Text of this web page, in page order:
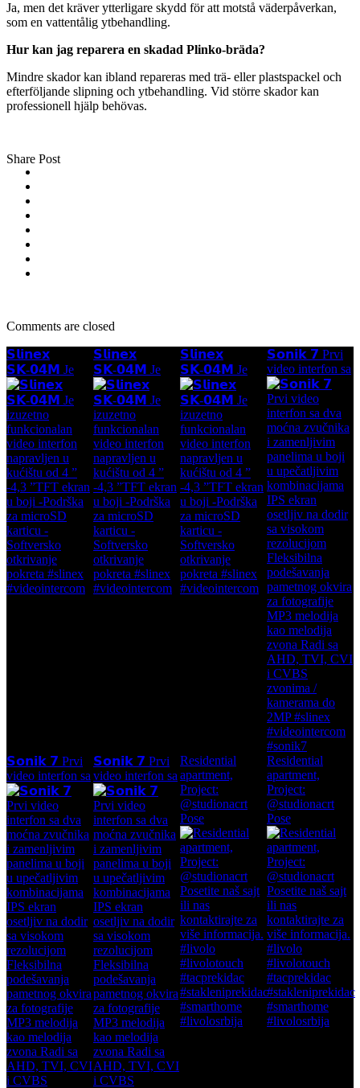
Ja, men det kräver ytterligare skydd för att motstå väderpåverkan,
som en vattentålig ytbehandling.
Hur kan jag reparera en skadad Plinko-bräda?
Mindre skador kan ibland repareras med trä- eller plastspackel och
efterföljande slipning och ytbehandling. Vid större skador kan
professionell hjälp behövas.
Share Post
Comments are closed
𝗦𝗹𝗶𝗻𝗲𝘅
𝗦𝗞-𝟬𝟰𝗠 Je
𝗦𝗹𝗶𝗻𝗲𝘅
𝗦𝗞-𝟬𝟰𝗠 Je
𝗦𝗹𝗶𝗻𝗲𝘅
𝗦𝗞-𝟬𝟰𝗠 Je
𝗦𝗼𝗻𝗶𝗸 𝟳 Prvi
video interfon sa
𝗦𝗼𝗻𝗶𝗸 𝟳 Prvi
video interfon sa
𝗦𝗼𝗻𝗶𝗸 𝟳 Prvi
video interfon sa
Residential
apartment,
Project:
@studionacrt
Pose
Residential
apartment,
Project:
@studionacrt
Pose